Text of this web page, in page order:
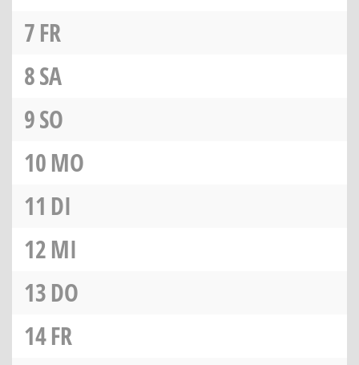
7FR
8SA
9SO
10MO
11 DI
12MI
13DO
14FR